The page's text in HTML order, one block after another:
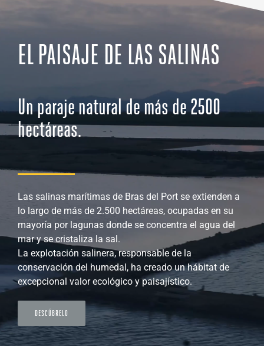
EL PAISAJE DE LAS SALINAS
Un paraje natural de más de 2500
hectáreas.
Las salinas marítimas de Bras del Port se extienden a
lo largo de más de 2.500 hectáreas, ocupadas en su
mayoría por lagunas donde se concentra el agua del
mar y se cristaliza la sal.
La explotación salinera, responsable de la
conservación del humedal, ha creado un hábitat de
excepcional valor ecológico y paisajístico.
DESCÚBRELO